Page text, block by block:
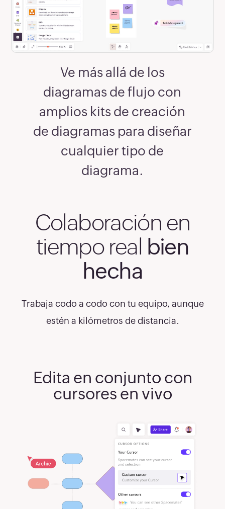
Ve más allá de los
diagramas de flujo con
amplios kits de creación
de diagramas para diseñar
cualquier tipo de
diagrama.
Colaboración en
tiempo real bien
hecha
Trabaja codo a codo con tu equipo, aunque
estén a kilómetros de distancia.
Edita en conjunto con
cursores en vivo